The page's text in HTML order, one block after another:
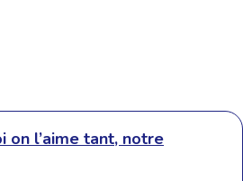
on l’aime tant, notre